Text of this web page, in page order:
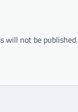
will not be published.